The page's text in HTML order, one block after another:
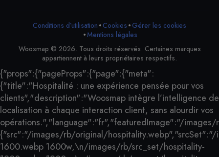
Conditions d’utilisation •Cookies •Gérer les cookies
•Mentions légales
Woosmap © 2026. Tous droits réservés. Certaines marques
appartiennent à leurs propriétaires respectifs.